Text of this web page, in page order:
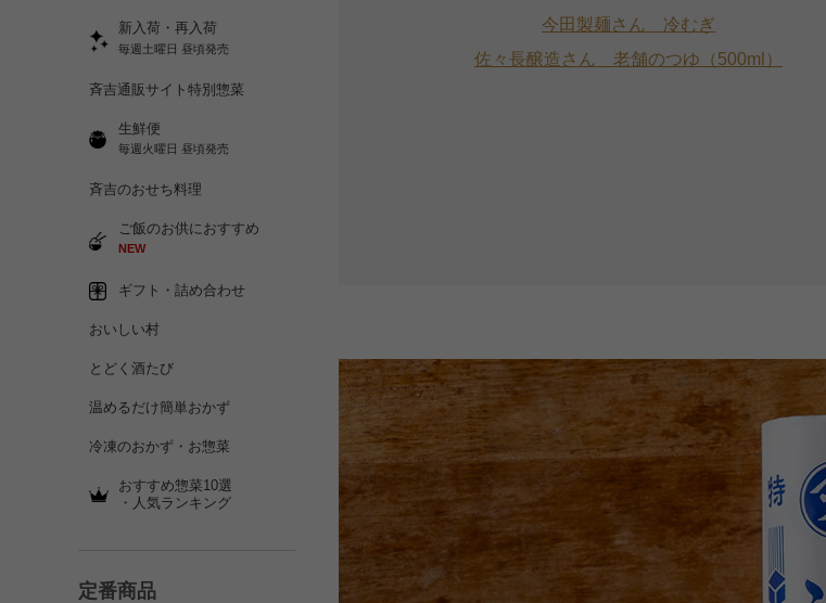
今田製麺さん 冷むぎ
佐々長醸造さん 老舗のつゆ（500ml）
新入荷・再入荷
毎週土曜日 昼頃発売
斉吉通販サイト特別惣菜
生鮮便
毎週火曜日 昼頃発売
斉吉のおせち料理
ご飯のお供におすすめ
NEW
ギフト・詰め合わせ
おいしい村
とどく酒たび
温めるだけ簡単おかず
冷凍のおかず・お惣菜
おすすめ惣菜10選
・人気ランキング
定番商品